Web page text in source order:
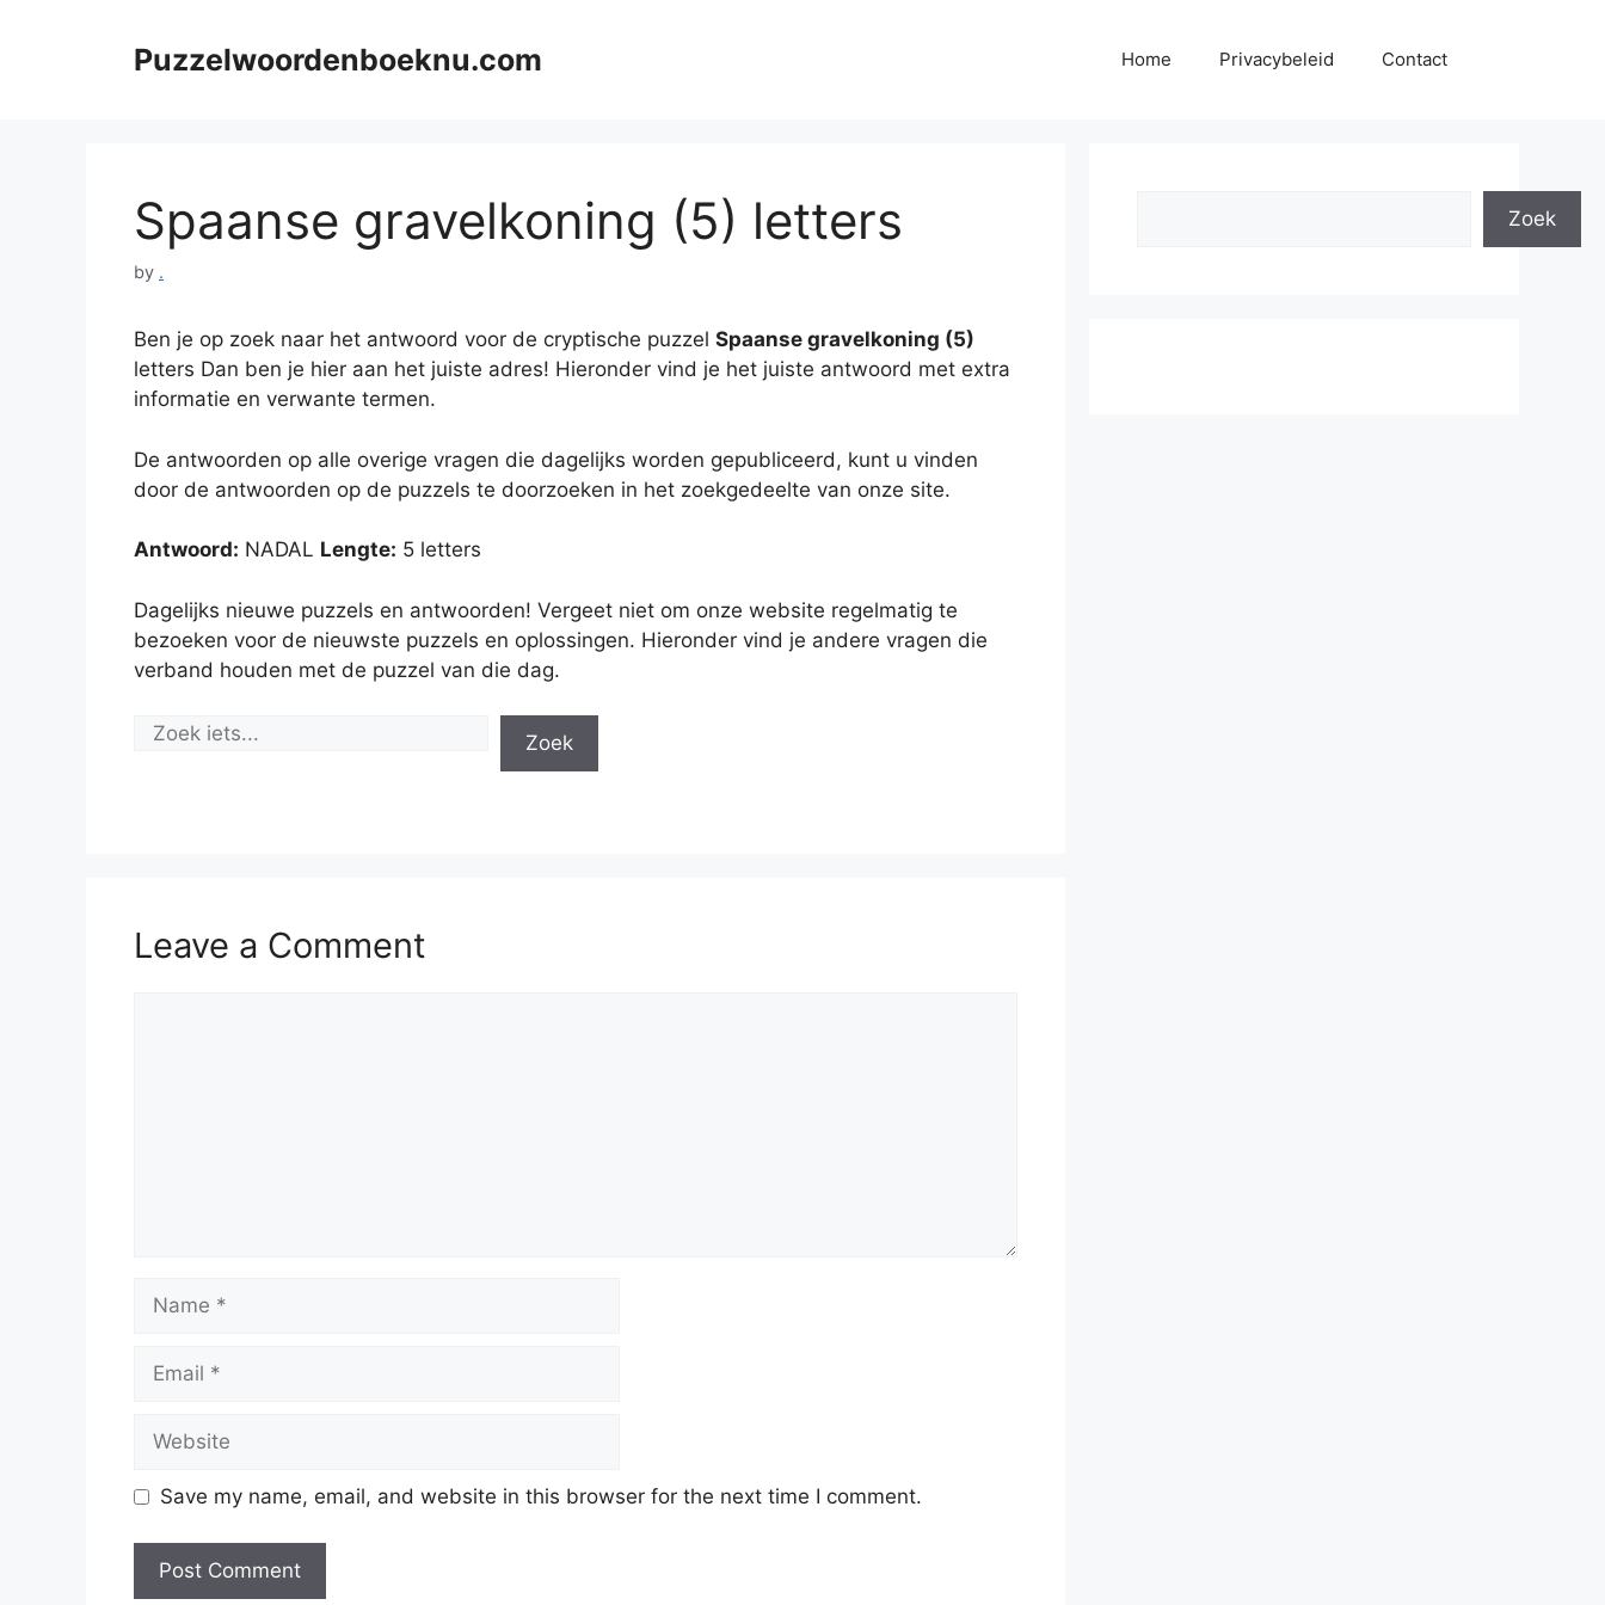
Puzzelwoordenboeknu.com Home Privacybeleid Contact
Spaanse gravelkoning (5) letters
by .
Ben je op zoek naar het antwoord voor de cryptische puzzel Spaanse gravelkoning (5)
letters Dan ben je hier aan het juiste adres! Hieronder vind je het juiste antwoord met extra
informatie en verwante termen.
De antwoorden op alle overige vragen die dagelijks worden gepubliceerd, kunt u vinden
door de antwoorden op de puzzels te doorzoeken in het zoekgedeelte van onze site.
Antwoord: NADAL Lengte: 5 letters
Dagelijks nieuwe puzzels en antwoorden! Vergeet niet om onze website regelmatig te
bezoeken voor de nieuwste puzzels en oplossingen. Hieronder vind je andere vragen die
verband houden met de puzzel van die dag.
Zoek
Leave a Comment
Name
Email
Website
Save my name, email, and website in this browser for the next time I comment.
Zoek